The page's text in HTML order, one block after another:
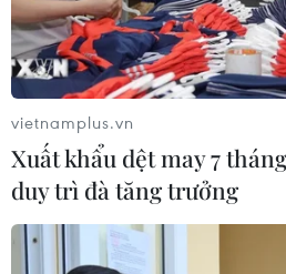
Hội Thanh niên Sinh viên Việt
được vị trí, giá trị của mình qua
đầu trong việc tổ chức các
trẻ ở nước sở tại cũng như châu
vietnamplus.vn
Xuất khẩu dệt may 7
duy trì đà tăng trưởng